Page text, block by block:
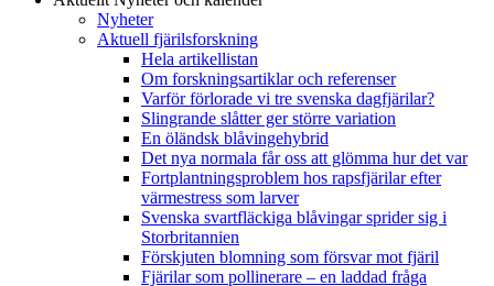
Nyheter
Aktuell fjärilsforskning
Hela artikellistan
Om forskningsartiklar och referenser
Varför förlorade vi tre svenska dagfjärilar?
Slingrande slåtter ger större variation
En öländsk blåvingehybrid
Det nya normala får oss att glömma hur det var
Fortplantningsproblem hos rapsfjärilar efter
värmestress som larver
Svenska svartfläckiga blåvingar sprider sig i
Storbritannien
Förskjuten blomning som försvar mot fjäril
Fjärilar som pollinerare – en laddad fråga